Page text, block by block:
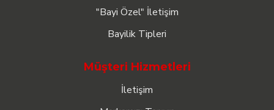
"Bayi Özel" İletişim
Bayilik Tipleri
Müşteri Hizmetleri
İletişim